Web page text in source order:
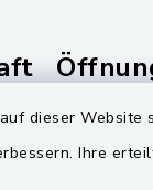
dieser
Ihre
Montag
08:00-